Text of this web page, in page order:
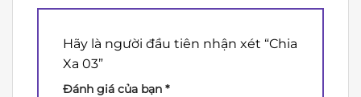
Hãy là người đầu tiên nhận xét “Chia
Xa 03”
Đánh giá của bạn *